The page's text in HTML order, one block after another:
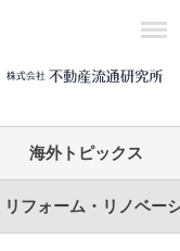
海外トピックス
リフォーム・リノベー